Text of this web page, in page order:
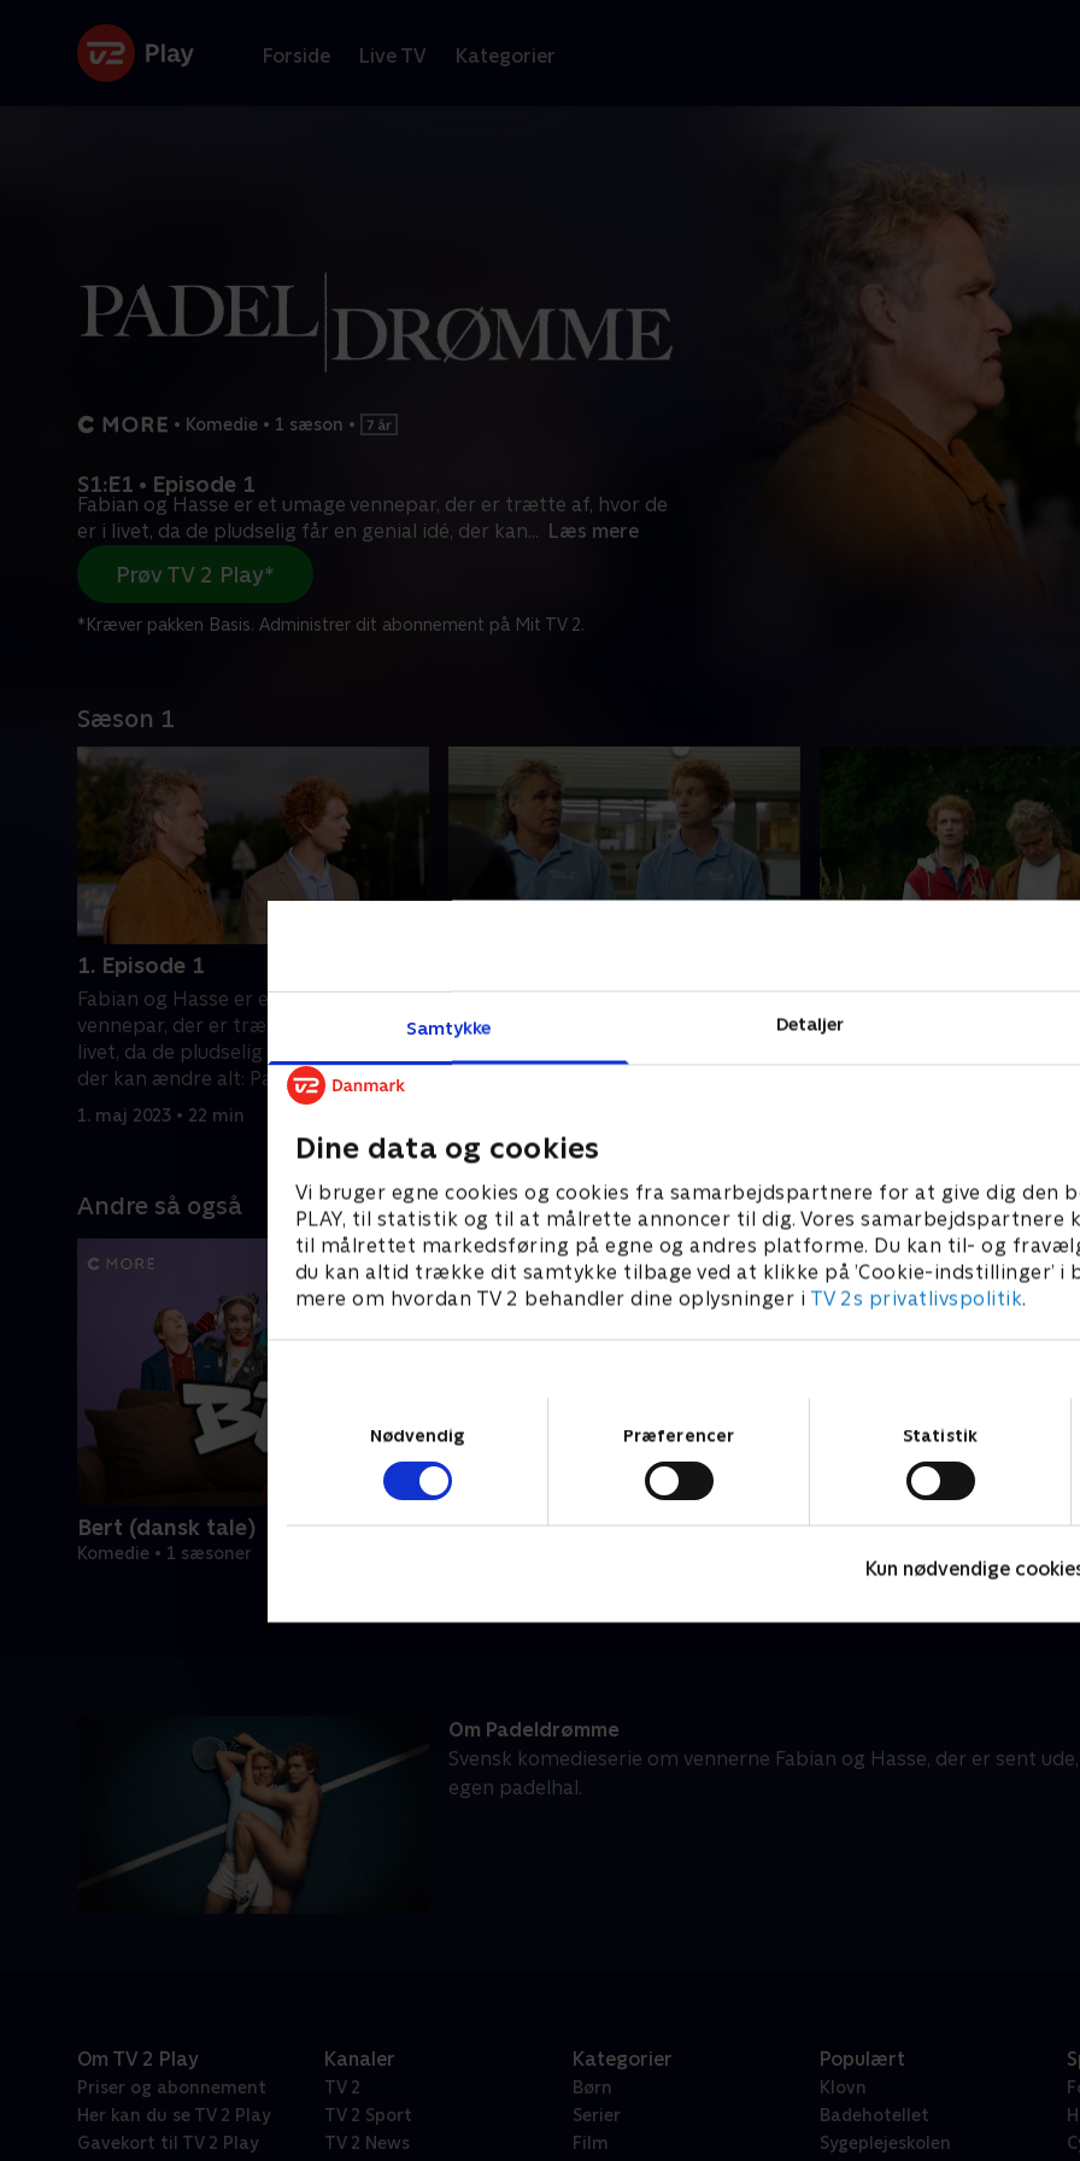
Samtykke Detaljer
Dine data og cookies
Vi bruger egne cookies og cookies fra samarbejdspartnere for at give dig den
PLAY, til statistik og til at målrette annoncer til dig. Vores samarbejdspartnere
til målrettet markedsføring på egne og andres platforme. Du kan til- og
du kan altid trække dit samtykke tilbage ved at klikke på ’Cookie-indstillinger’ i
mere om hvordan TV 2 behandler dine oplysninger i TV 2s privatlivspolitik.
Nødvendig
Præferencer Statistik
Kun nødvendige
Forside Live TV Kategorier
• Komedie • 1 sæson •
S1:E1 • Episode 1
Fabian og Hasse er et umage vennepar, der er trætte af, hvor de
er i livet, da de pludselig får en genial idé, der kan... Læs mere
Prøv TV 2 Play*
*Kræver pakken Basis. Administrer dit abonnement på Mit TV 2.
Sæson 1
1. Episode 1
Fabian og Hasse er et umage
vennepar, der er trætte af, hvor de er i
livet, da de pludselig får en genial idé,
der kan ændre alt: Padel!.
1. maj 2023 • 22 min
Hasse og Fabian har forskellige syn
på, hvordan man starter en padelhal,
til en fest, men først skal
Andre så også
Bert (dansk tale)
Komedie • 1 sæsoner
Om Padeldrømme
Svensk komedieserie om vennerne Fabian og Hasse, der er sent
egen padelhal.
Om TV 2 Play
Priser og abonnement
Her kan du se TV 2 Play
Gavekort til TV 2 Play
Kanaler
TV 2
TV 2 Sport
TV 2 News
Kategorier
Børn
Serier
Film
Populært
Klovn
Badehotellet
Sygeplejeskolen